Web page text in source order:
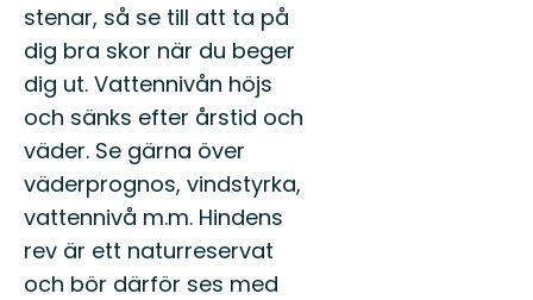
stenar, så se till att ta på
dig bra skor när du beger
dig ut. Vattennivån höjs
och sänks efter årstid och
väder. Se gärna över
väderprognos, vindstyrka,
vattennivå m.m. Hindens
rev är ett naturreservat
och bör därför ses med